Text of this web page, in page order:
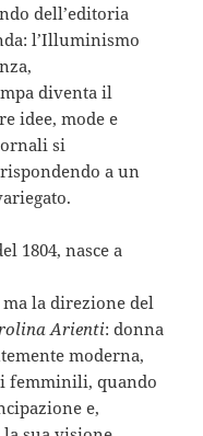
dell’editoria
l’Illuminismo
diventa il
idee, mode e
si
a un
1804, nasce a
ma la direzione del
Arienti: donna
moderna,
femminili, quando
e,